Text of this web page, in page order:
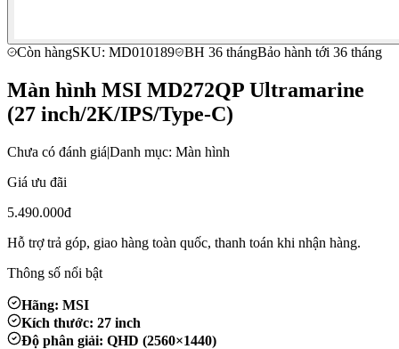
Còn hàngSKU: MD010189 BH 36 thángBảo hành tới 36 tháng
Màn hình MSI MD272QP Ultramarine
(27 inch/2K/IPS/Type-C)
Chưa có đánh giá|Danh mục: Màn hình
Giá ưu đãi
5.490.000đ
Hỗ trợ trả góp, giao hàng toàn quốc, thanh toán khi nhận hàng.
Thông số nổi bật
Hãng: MSI
Kích thước: 27 inch
Độ phân giải: QHD (2560×1440)